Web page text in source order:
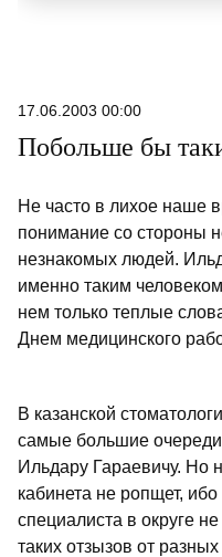
17.06.2003 00:00
Побольше бы
Не часто в лихое наше
понимание со стороны
незнакомых людей.
именно таким
нем только теплые
Днем медицинского
В казанской
самые большие
Ильдару Гараевичу. Но
кабинета не ропщет,
специалиста в округе
таких отзызов от